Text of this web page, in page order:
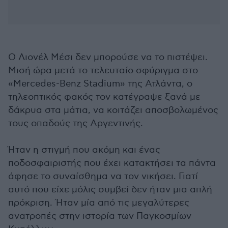
Ο Λιονέλ Μέσι δεν μπορούσε να το πιστέψει.
Μισή ώρα μετά το τελευταίο σφύριγμα στο
«Mercedes-Benz Stadium» της Ατλάντα, ο
τηλεοπτικός φακός τον κατέγραψε ξανά με
δάκρυα στα μάτια, να κοιτάζει αποσβολωμένος
τους οπαδούς της Αργεντινής.
Ήταν η στιγμή που ακόμη και ένας
ποδοσφαιριστής που έχει κατακτήσει τα πάντα
άφησε το συναίσθημα να τον νικήσει. Γιατί
αυτό που είχε μόλις συμβεί δεν ήταν μια απλή
πρόκριση. Ήταν μία από τις μεγαλύτερες
ανατροπές στην ιστορία των Παγκοσμίων